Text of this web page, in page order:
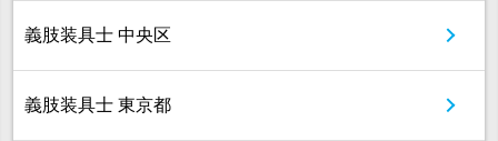
義肢装具士 中央区
義肢装具士 東京都